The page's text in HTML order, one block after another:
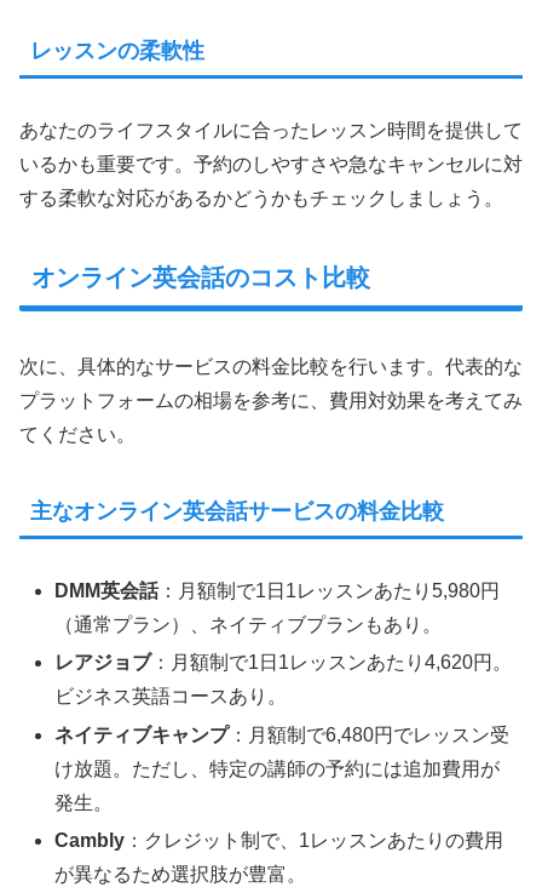
レッスンの柔軟性
あなたのライフスタイルに合ったレッスン時間を提供して
いるかも重要です。予約のしやすさや急なキャンセルに対
する柔軟な対応があるかどうかもチェックしましょう。
オンライン英会話のコスト比較
次に、具体的なサービスの料金比較を行います。代表的な
プラットフォームの相場を参考に、費用対効果を考えてみ
てください。
主なオンライン英会話サービスの料金比較
DMM英会話：月額制で1日1レッスンあたり5,980円
（通常プラン）、ネイティブプランもあり。
レアジョブ ：月額制で1日1レッスンあたり4,620円。
ビジネス英語コースあり。
ネイティブキャンプ：月額制で6,480円でレッスン受
け放題。ただし、特定の講師の予約には追加費用が
発生。
Cambly ：クレジット制で、1レッスンあたりの費用
が異なるため選択肢が豊富。